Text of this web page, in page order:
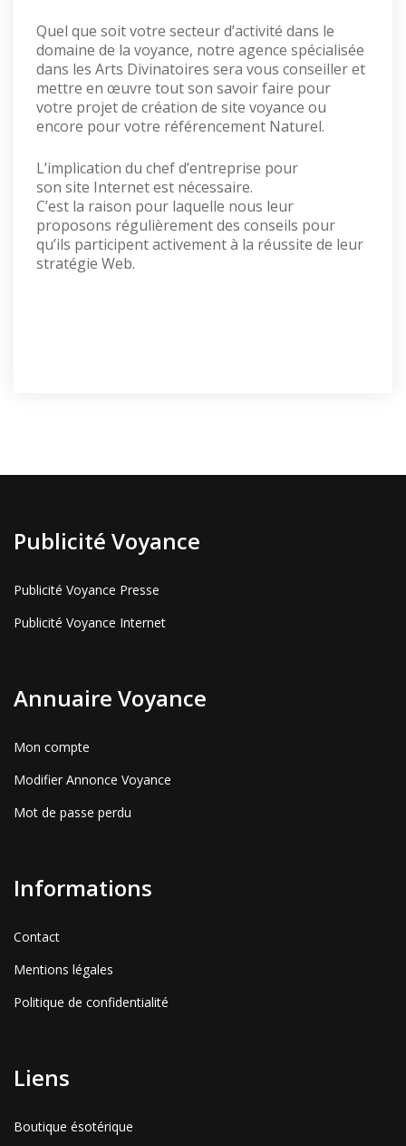
Quel que soit votre secteur d’activité dans le
domaine de la voyance, notre agence spécialisée
dans les Arts Divinatoires sera vous conseiller et
mettre en œuvre tout son savoir faire pour
votre projet de création de site voyance ou
encore pour votre référencement Naturel.
L’implication du chef d’entreprise pour
son site Internet est nécessaire.
C’est la raison pour laquelle nous leur
proposons régulièrement des conseils pour
qu’ils participent activement à la réussite de leur
stratégie Web.
Publicité Voyance
Publicité Voyance Presse
Publicité Voyance Internet
Annuaire Voyance
Mon compte
Modifier Annonce Voyance
Mot de passe perdu
Informations
Contact
Mentions légales
Politique de confidentialité
Liens
Boutique ésotérique